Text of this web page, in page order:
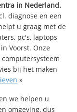
in Nederland.
diagnose en een
u graag met de
pc's, laptops
Voorst. Onze
bij het maken
»
we helpen u
omgeving, dus